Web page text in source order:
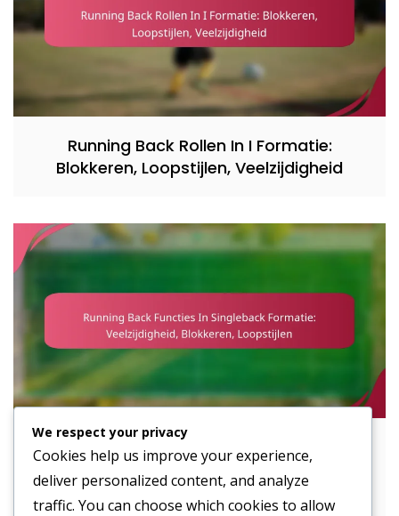
Running Back Rollen In I Formatie:
Blokkeren, Loopstijlen, Veelzijdigheid
Running Back Functies In Singleback
Formatie: Veelzijdigheid, Blokkeren,
Loopstijlen
We respect your privacy
Cookies help us improve your experience,
deliver personalized content, and analyze
traffic. You can choose which cookies to allow